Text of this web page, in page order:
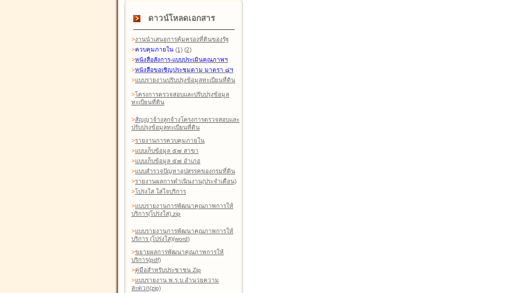
ดาวน์โหลดเอกสาร
>งานนำเสนอการคุ้มครองที่ดินของรัฐ
>ควบคุมภายใน (1) (2)
>หนังสือสังการ-แบบประเมินคุณภาพฯ
>หนังสือขอเชิญประชุมตาม มาตรา ๘ฯ
>แบบรายงานปรับปรุงข้อมูลทะเบียนที่ดิน
>โครงการตรวจสอบและปรับปรุงข้อมูล
ทะเบียนที่ดิน
>สัญญาจ้างลูกจ้างโครงการตรวจสอบและ
ปรับปรุงข้อมูลทะเบียนที่ดิน
>รายงานการควบคุมภายใน
>แบบเก็บข้อมูล ๕๗ สาขา
>แบบเก็บข้อมูล ๕๗ อำเภอ
>แบบสำรวจปัญหาอุปสรรคของกรมที่ดิน
>รายงานผลการดำเนินงาน(ประจำเดือน)
>โปร่งใส ใส่ใจบริการ
>แบบรายงานการพัฒนาคุณภาพการให้
บริการ(โปร่งใส).zip
>แบบรายงานการพัฒนาคุณภาพการให้
บริการ (โปร่งใส)(word)
>ขยายผลการพัฒนาคุณภาพการให้
บริการ(pdf)
>คู่มือสำหรับประชาชน Zip
>แบบรายงาน พ.ร.บ.อำนวยความ
สะดวก(zip)